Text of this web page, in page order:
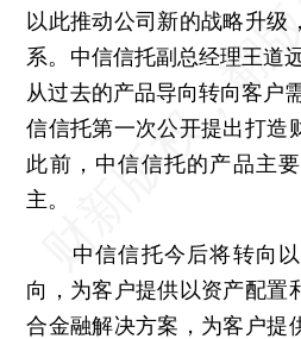
以此推动公司新的战略升级
系。中信信托副总经理王道
从过去的产品导向转向客户
信信托第一次公开提出打造
此前，中信信托的产品主
主。
中信信托今后将转向以
向，为客户提供以资产配置
合金融解决方案，为客户提